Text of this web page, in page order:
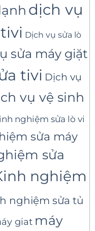
dịch vụ
Dịch vụ sửa lò
sửa máy giặt
tivi Dịch vụ
vụ vệ sinh
nghiệm sửa lò vi
sửa máy
sửa
nghiệm
nghiệm sửa tủ
giat máy